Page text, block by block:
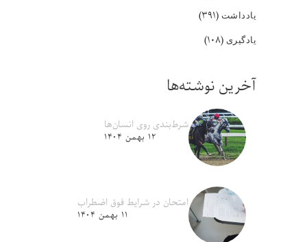
یادداشت (۳۹۱)
یادگیری (۱۰۸)
آخرین نوشته‌ها
شرط‌بندی روی انسان‌ها
۱۲ بهمن ۱۴۰۴
امتحان در شرایط فوق اضطراب
۱۱ بهمن ۱۴۰۴